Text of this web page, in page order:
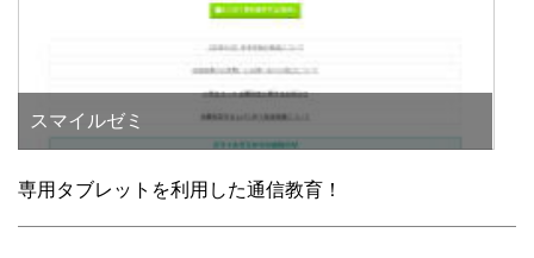
スマイルゼミ
専用タブレットを利用した通信教育！